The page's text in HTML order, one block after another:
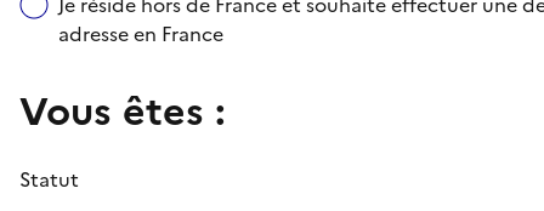
adresse en France
Vous êtes :
Statut